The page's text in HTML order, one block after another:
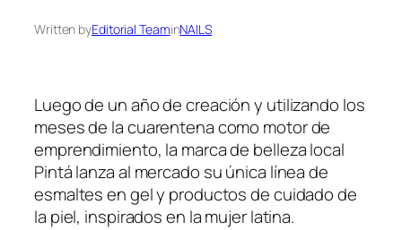
Written byEditorial TeaminNAILS
Luego de un año de creación y utilizando los
meses de la cuarentena como motor de
emprendimiento, la marca de belleza local
Pintá lanza al mercado su única línea de
esmaltes en gel y productos de cuidado de
la piel, inspirados en la mujer latina.